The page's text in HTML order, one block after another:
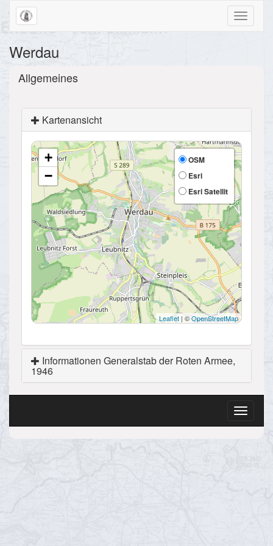
Toggle
Werdau
Allgemeines
Kartenansicht
+
−
OSM
Esri
Esri Satellit
Leaflet | ©OpenStreetMap
Informationen Generalstab der Roten Armee,
1946